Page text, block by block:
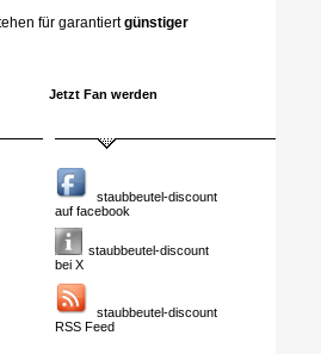
für garantiertgünstiger
Jetzt Fan werden
staubbeutel-discount
auf facebook
staubbeutel-discount
bei X
staubbeutel-discount
RSS Feed